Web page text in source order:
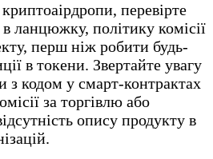
перевірте
ланцюжку, політику комісії
перш ніж робити будь-
в токени. Звертайте увагу
з кодом у смарт-контрактах
за торгівлю або
опису продукту в